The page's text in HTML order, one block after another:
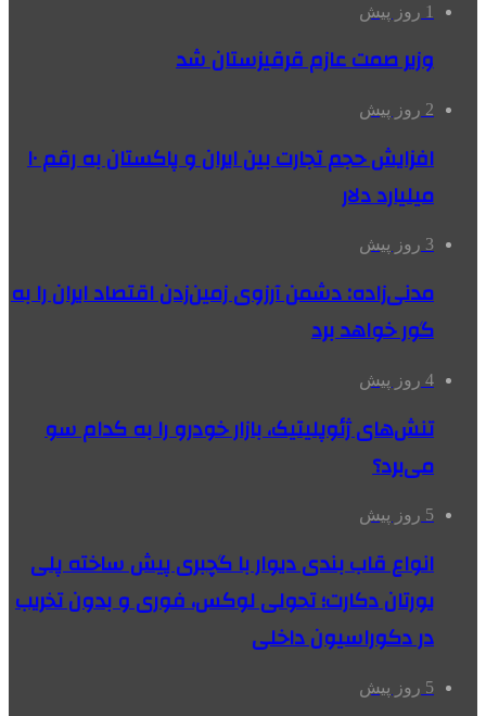
1 روز پیش
وزیر صمت عازم قرقیزستان شد
2 روز پیش
افزایش حجم تجارت بین ایران و پاکستان به رقم ۱۰
میلیارد دلار
3 روز پیش
مدنی‌زاده: دشمن آرزوی زمین‌زدن اقتصاد ایران را به
گور خواهد برد
4 روز پیش
تنش‌های ژئوپلیتیک، بازار خودرو را به کدام سو
می‌برد؟
5 روز پیش
انواع قاب بندی دیوار با گچبری پیش ساخته پلی
یورتان دکارت؛ تحولی لوکس، فوری و بدون تخریب
در دکوراسیون داخلی
5 روز پیش